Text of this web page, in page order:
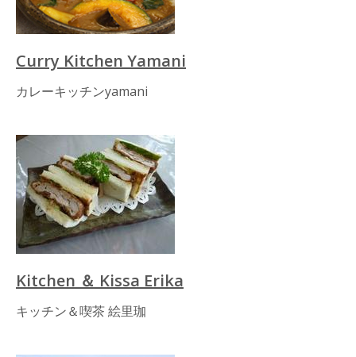
Curry Kitchen Yamani
カレーキッチンyamani
Kitchen ＆ Kissa Erika
キッチン＆喫茶 絵里珈